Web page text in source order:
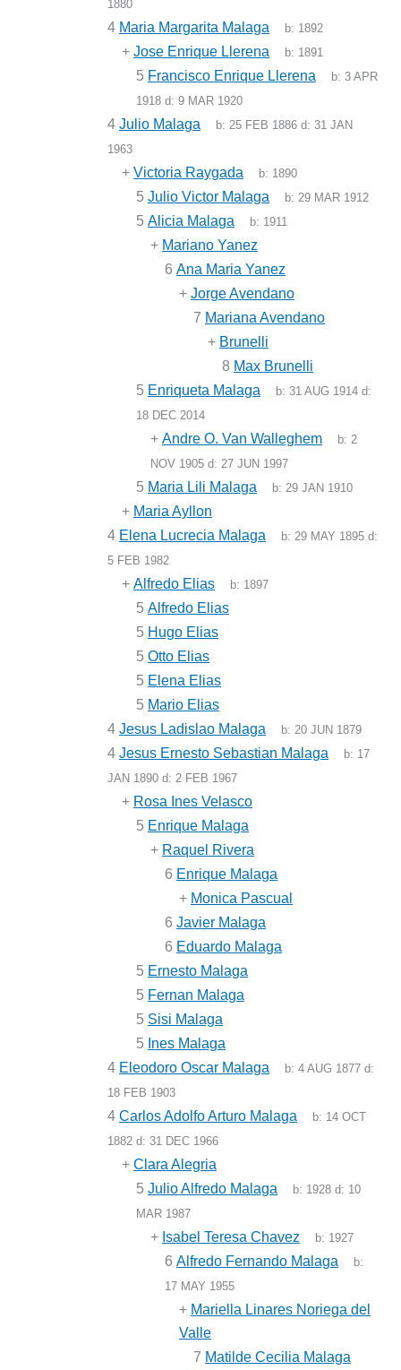
1880
4 Maria Margarita Malaga b: 1892
+ Jose Enrique Llerena b: 1891
5 Francisco Enrique Llerena b:3 APR
1918 d: 9 MAR 1920
4 Julio Malaga b:25 FEB 1886 d:31 JAN
1963
+ Victoria Raygada b: 1890
5 Julio Victor Malaga b:29 MAR 1912
5 Alicia Malaga b: 1911
+ Mariano Yanez
6 Ana Maria Yanez
+ Jorge Avendano
7 Mariana Avendano
+ Brunelli
8 Max Brunelli
5 Enriqueta Malaga b:31 AUG 1914 d:
18 DEC 2014
+ Andre O. Van Walleghem b:2
NOV 1905 d: 27 JUN 1997
5 Maria Lili Malaga b:29 JAN 1910
+ Maria Ayllon
4 Elena Lucrecia Malaga b:29 MAY 1895 d:
5 FEB 1982
+ Alfredo Elias b: 1897
5 Alfredo Elias
5 Hugo Elias
5 Otto Elias
5 Elena Elias
5 Mario Elias
4 Jesus Ladislao Malaga b:20 JUN 1879
4 Jesus Ernesto Sebastian Malaga b: 17
JAN 1890 d: 2 FEB 1967
+ Rosa Ines Velasco
5 Enrique Malaga
+ Raquel Rivera
6 Enrique Malaga
+ Monica Pascual
6 Javier Malaga
6 Eduardo Malaga
5 Ernesto Malaga
5 Fernan Malaga
5 Sisi Malaga
5 Ines Malaga
4 Eleodoro Oscar Malaga b:4 AUG 1877 d:
18 FEB 1903
4 Carlos Adolfo Arturo Malaga b: 14 OCT
1882 d: 31 DEC 1966
+ Clara Alegria
5 Julio Alfredo Malaga b: 1928 d: 10
MAR 1987
+ Isabel Teresa Chavez b: 1927
6 Alfredo Fernando Malaga
b:
17 MAY 1955
+ Mariella Linares Noriega del
Valle
7 Matilde Cecilia Malaga